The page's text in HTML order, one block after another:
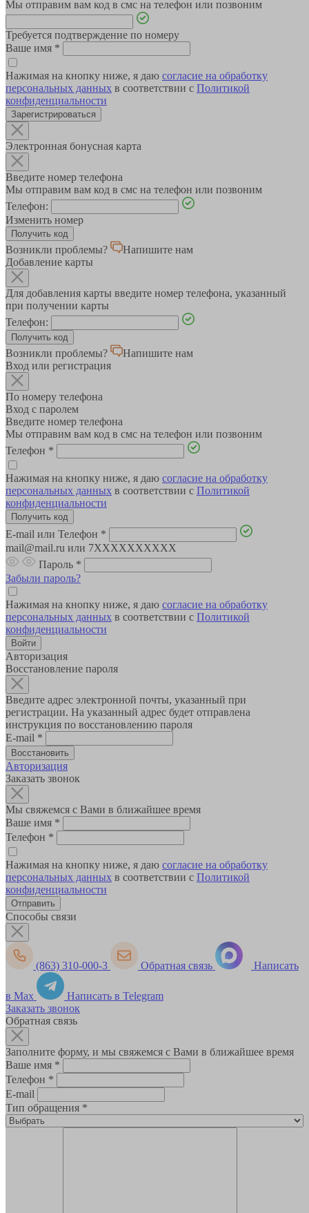
Мы отправим вам код в смс на телефон или позвоним
Требуется подтверждение по номеру
Ваше имя *
Нажимая на кнопку ниже, я даю согласие на обработку
персональных данных в соответствии с Политикой
конфиденциальности
Зарегистрироваться
Электронная бонусная карта
Введите номер телефона
Мы отправим вам код в смс на телефон или позвоним
Телефон:
Изменить номер
Возникли проблемы?
Напишите нам
Добавление карты
Для добавления карты введите номер телефона, указанный
при получении карты
Телефон:
Возникли проблемы?
Напишите нам
Вход или регистрация
По номеру телефона
Вход с паролем
Введите номер телефона
Мы отправим вам код в смс на телефон или позвоним
Телефон *
Нажимая на кнопку ниже, я даю согласие на обработку
персональных данных в соответствии с Политикой
конфиденциальности
E-mail или Телефон *
mail@mail.ru или 7XXXXXXXXXX
Пароль *
Забыли пароль?
Нажимая на кнопку ниже, я даю согласие на обработку
персональных данных в соответствии с Политикой
конфиденциальности
Авторизация
Восстановление пароля
Введите адрес электронной почты, указанный при
регистрации. На указанный адрес будет отправлена
инструкция по восстановлению пароля
E-mail *
Авторизация
Заказать звонок
Мы свяжемся с Вами в ближайшее время
Ваше имя *
Телефон *
Нажимая на кнопку ниже, я даю согласие на обработку
персональных данных в соответствии с Политикой
конфиденциальности
Способы связи
(863) 310-000-3 Обратная связь Написать
в Max
Написать в Telegram
Заказать звонок
Обратная связь
Заполните форму, и мы свяжемся с Вами в ближайшее время
Ваше имя *
Телефон *
E-mail
Тип обращения *